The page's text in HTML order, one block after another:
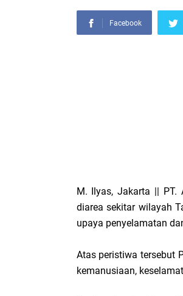
Facebook
M. Ilyas, Jakarta ||
diarea sekitar wilayah
upaya penyelamatan
Atas peristiwa tersebut
kemanusiaan,